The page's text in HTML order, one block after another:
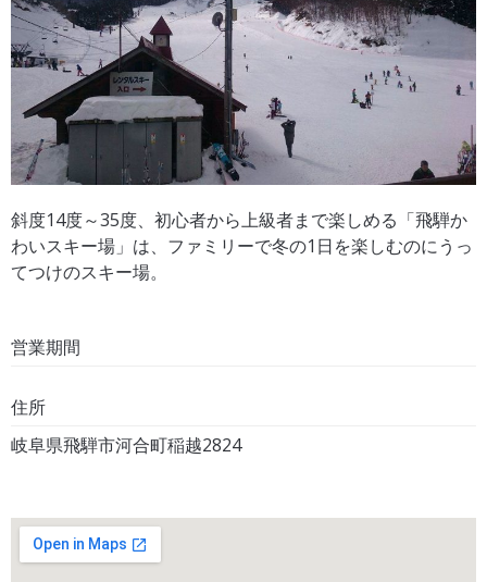
斜度14度～35度、初心者から上級者まで楽しめる「飛騨か
わいスキー場」は、ファミリーで冬の1日を楽しむのにうっ
てつけのスキー場。
営業期間
住所
岐阜県飛騨市河合町稲越2824